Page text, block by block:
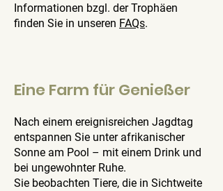
Informationen bzgl. der Trophäen
finden Sie in unseren FAQs.
Eine Farm für Genießer
Nach einem ereignisreichen Jagdtag
entspannen Sie unter afrikanischer
Sonne am Pool – mit einem Drink und
bei ungewohnter Ruhe.
Sie beobachten Tiere, die in Sichtweite